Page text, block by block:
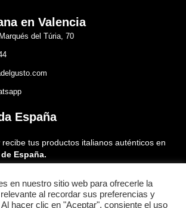
en Valencia
del Túria, 70
España
recibe tus productos italianos auténticos en
España.
en:
FacebookInstagram
Tiktok
en nuestro sitio web para ofrecerle la
al recordar sus preferencias y
hacer clic en "Aceptar", consiente el uso